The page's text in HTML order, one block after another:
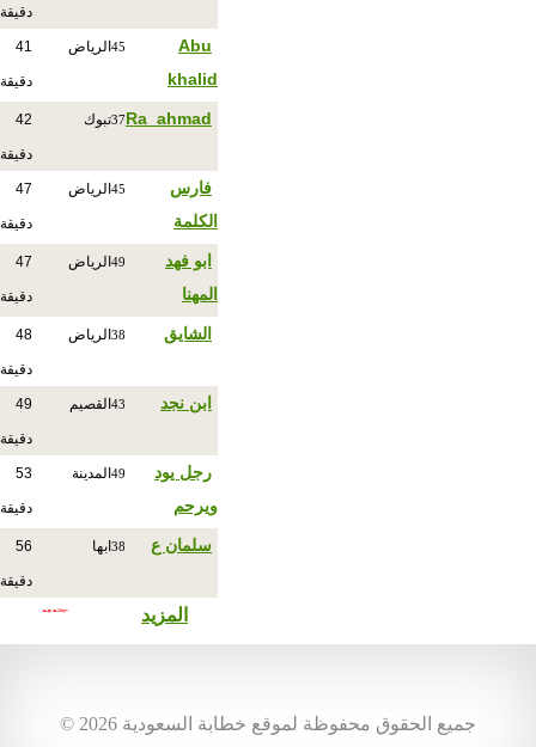
دقيقة
Abu
khalid
45 الرياض 41
دقيقة
Ra_ahmad
37تبوك 42
دقيقة
فارس
الكلمة
45 الرياض 47
دقيقة
ابو فهد
المهنا
49 الرياض 47
دقيقة
الشايق 38 الرياض 48
دقيقة
ابن نجد 43 القصيم 49
دقيقة
رجل يود
ويرحم
49 المدينة 53
دقيقة
سلمان ع 38 ابها 56
دقيقة
المزيد
© جميع الحقوق محفوظة لموقع خطابة السعودية 2026